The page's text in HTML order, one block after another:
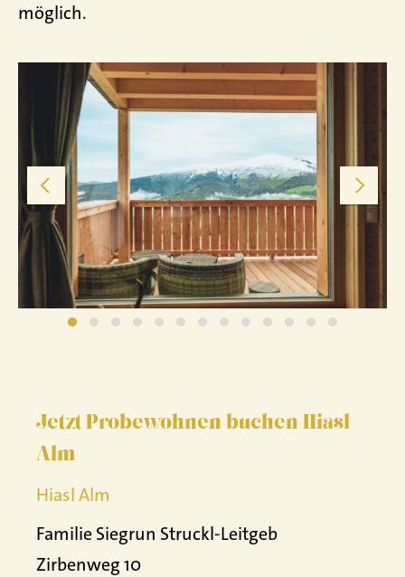
möglich.
Jetzt Probewohnen buchen Hiasl
Alm
Hiasl Alm
Familie Siegrun Struckl-Leitgeb
Zirbenweg 10